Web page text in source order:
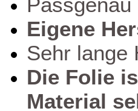
Eigene
Sehr
Die Folie
Material